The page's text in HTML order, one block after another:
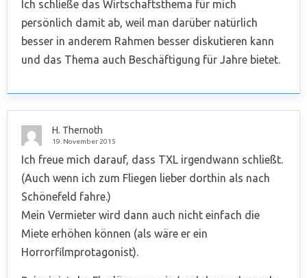
Ich schließe das Wirtschaftsthema für mich
persönlich damit ab, weil man darüber natürlich
besser in anderem Rahmen besser diskutieren kann
und das Thema auch Beschäftigung für Jahre bietet.
H. Thernoth
19. November 2015
Ich freue mich darauf, dass TXL irgendwann schließt.
(Auch wenn ich zum Fliegen lieber dorthin als nach
Schönefeld fahre.)
Mein Vermieter wird dann auch nicht einfach die
Miete erhöhen können (als wäre er ein
Horrorfilmprotagonist).